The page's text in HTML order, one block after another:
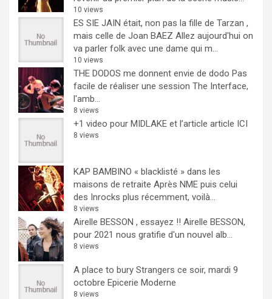
10 views
ES SIE JAIN était, non pas la fille de Tarzan ,
mais celle de Joan BAEZ Allez aujourd'hui on
va parler folk avec une dame qui m...
10 views
THE DODOS me donnent envie de dodo Pas
facile de réaliser une session The Interface,
l'amb...
8 views
+1 video pour MIDLAKE et l’article article ICI
8 views
KAP BAMBINO « blacklisté » dans les
maisons de retraite Après NME puis celui
des Inrocks plus récemment, voilà...
8 views
Airelle BESSON , essayez !! Airelle BESSON,
pour 2021 nous gratifie d'un nouvel alb...
8 views
A place to bury Strangers ce soir, mardi 9
octobre Epicerie Moderne
8 views